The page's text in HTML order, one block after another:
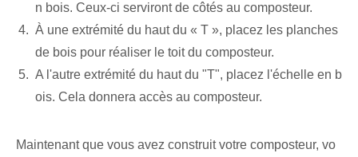
n bois. Ceux-ci serviront de côtés au composteur.
À une extrémité du haut du « T », placez les planches
de bois pour réaliser le toit du composteur.
A l'autre extrémité du haut du "T", placez l'échelle en b
ois. Cela donnera accès au composteur.
Maintenant que vous avez construit votre composteur, vo